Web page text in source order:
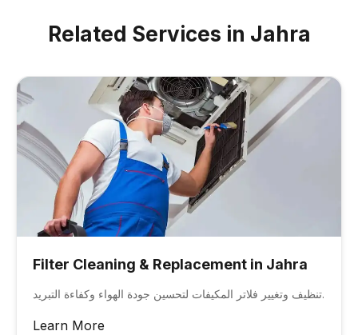
for heritage and older commercial
Related Services in Jahra
Filter Cleaning & Replacement in Jahra
تنظيف وتغيير فلاتر المكيفات لتحسين جودة الهواء وكفاءة التبريد.
Learn More